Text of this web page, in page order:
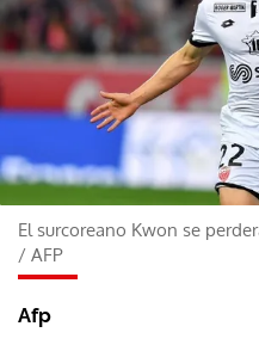
El surcoreano Kwon se
/ AFP
Afp